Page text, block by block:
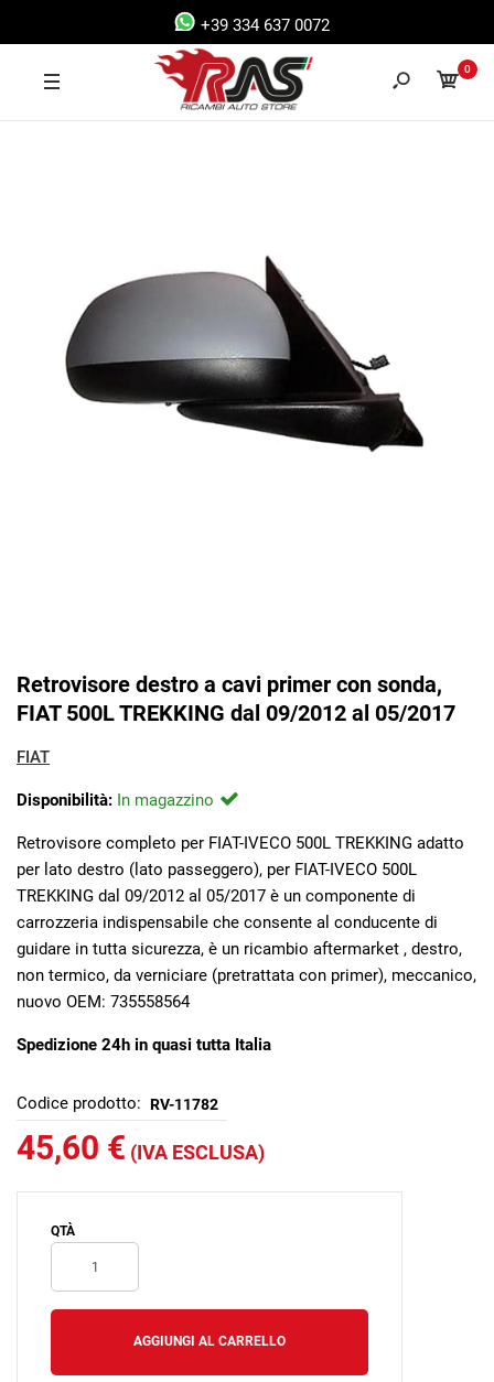
+39 334 637 0072
0
Retrovisore destro a cavi primer con sonda,
FIAT 500L TREKKING dal 09/2012 al 05/2017
FIAT
Disponibilità: In magazzino
Retrovisore completo per FIAT-IVECO 500L TREKKING adatto
per lato destro (lato passeggero), per FIAT-IVECO 500L
TREKKING dal 09/2012 al 05/2017 è un componente di
carrozzeria indispensabile che consente al conducente di
guidare in tutta sicurezza, è un ricambio aftermarket , destro,
non termico, da verniciare (pretrattata con primer), meccanico,
nuovo OEM: 735558564
Spedizione 24h in quasi tutta Italia
Codice prodotto: RV-11782
45,60 € (IVA ESCLUSA)
QTÀ